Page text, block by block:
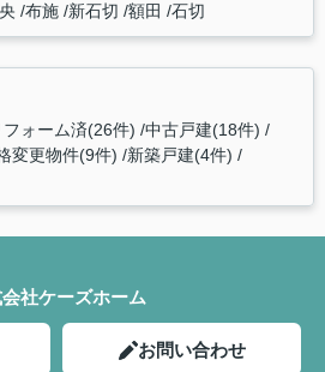
布施 新石切 額田 石切
フォーム済(26件) 中古戸建(18件)
変更物件(9件) 新築戸建(4件)
社ケーズホーム
お問い合わせ